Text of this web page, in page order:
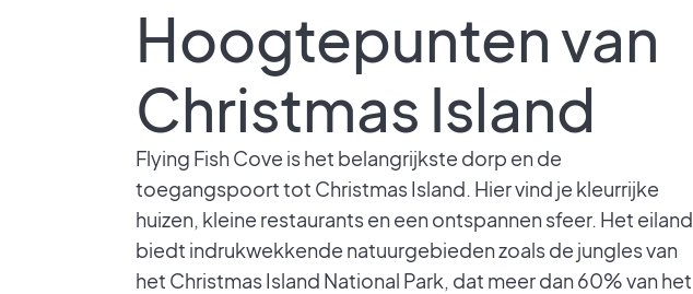
Hoogtepunten van
Christmas Island
Flying Fish Cove is het belangrijkste dorp en de
toegangspoort tot Christmas Island. Hier vind je kleurrijke
huizen, kleine restaurants en een ontspannen sfeer. Het eiland
biedt indrukwekkende natuurgebieden zoals de jungles van
het Christmas Island National Park, dat meer dan 60% van het